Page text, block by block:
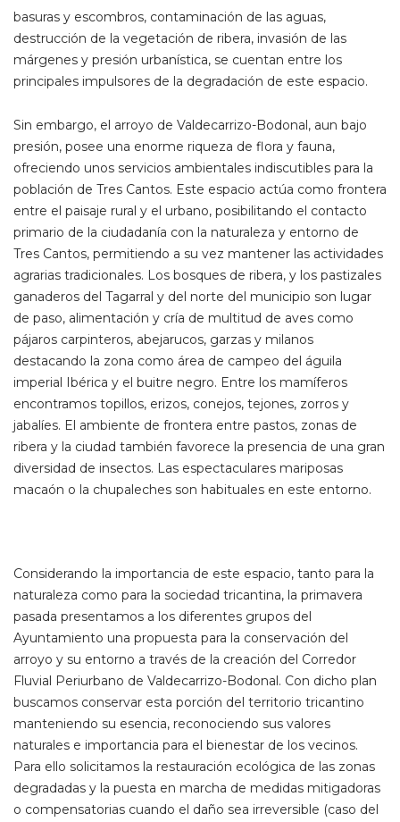
basuras y escombros, contaminación de las aguas,
destrucción de la vegetación de ribera, invasión de las
márgenes y presión urbanística, se cuentan entre los
principales impulsores de la degradación de este espacio.
Sin embargo, el arroyo de Valdecarrizo-Bodonal, aun bajo
presión, posee una enorme riqueza de flora y fauna,
ofreciendo unos servicios ambientales indiscutibles para la
población de Tres Cantos. Este espacio actúa como frontera
entre el paisaje rural y el urbano, posibilitando el contacto
primario de la ciudadanía con la naturaleza y entorno de
Tres Cantos, permitiendo a su vez mantener las actividades
agrarias tradicionales. Los bosques de ribera, y los pastizales
ganaderos del Tagarral y del norte del municipio son lugar
de paso, alimentación y cría de multitud de aves como
pájaros carpinteros, abejarucos, garzas y milanos
destacando la zona como área de campeo del águila
imperial Ibérica y el buitre negro. Entre los mamíferos
encontramos topillos, erizos, conejos, tejones, zorros y
jabalíes. El ambiente de frontera entre pastos, zonas de
ribera y la ciudad también favorece la presencia de una gran
diversidad de insectos. Las espectaculares mariposas
macaón o la chupaleches son habituales en este entorno.
Considerando la importancia de este espacio, tanto para la
naturaleza como para la sociedad tricantina, la primavera
pasada presentamos a los diferentes grupos del
Ayuntamiento una propuesta para la conservación del
arroyo y su entorno a través de la creación del Corredor
Fluvial Periurbano de Valdecarrizo-Bodonal. Con dicho plan
buscamos conservar esta porción del territorio tricantino
manteniendo su esencia, reconociendo sus valores
naturales e importancia para el bienestar de los vecinos.
Para ello solicitamos la restauración ecológica de las zonas
degradadas y la puesta en marcha de medidas mitigadoras
o compensatorias cuando el daño sea irreversible (caso del